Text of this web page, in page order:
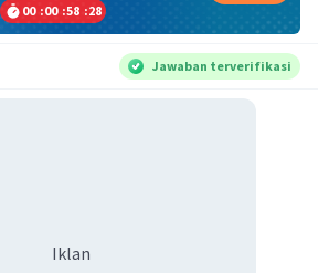
00 :00 :58 :28
Jawaban terverifikasi
Iklan